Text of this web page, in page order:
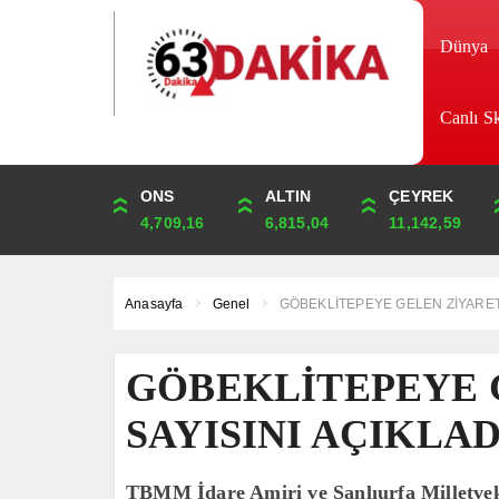
Dünya
Canlı
DOLAR
44,9817
EURO
52,7583
STERLİN
60,8928
ONS
4,709,16
ALTIN
6,815,04
ÇEYREK
11,142,59
Anasayfa Genel GÖBEKLİTEPEYE GELEN
GÖBEKLİTEPEYE
SAYISINI
TBMM İdare Amiri ve Şanlıurfa